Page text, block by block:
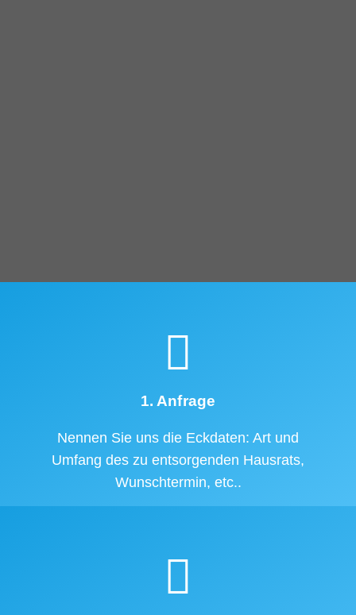
1. Anfrage
Nennen Sie uns die Eckdaten: Art und
Umfang des zu entsorgenden Hausrats,
Wunschtermin, etc..